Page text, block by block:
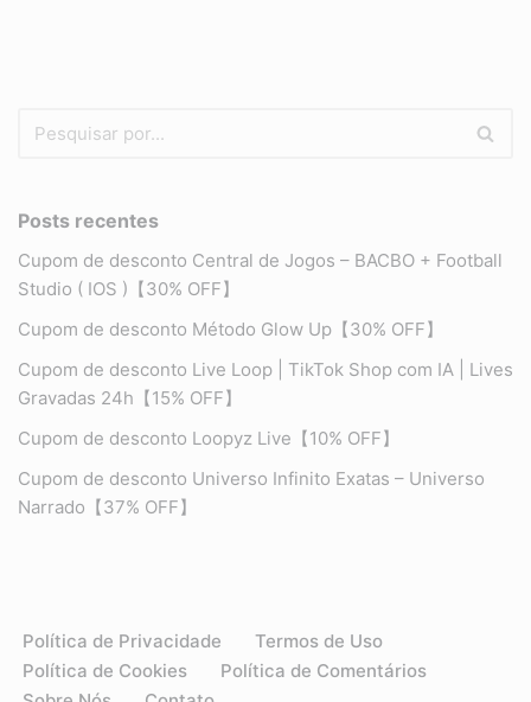
Posts recentes
Cupom de desconto Central de Jogos – BACBO + Football
Studio ( IOS )【30% OFF】
Cupom de desconto Método Glow Up【30% OFF】
Cupom de desconto Live Loop | TikTok Shop com IA | Lives
Gravadas 24h【15% OFF】
Cupom de desconto Loopyz Live【10% OFF】
Cupom de desconto Universo Infinito Exatas – Universo
Narrado【37% OFF】
Política de Privacidade
Termos de Uso
Política de Cookies
Política de Comentários